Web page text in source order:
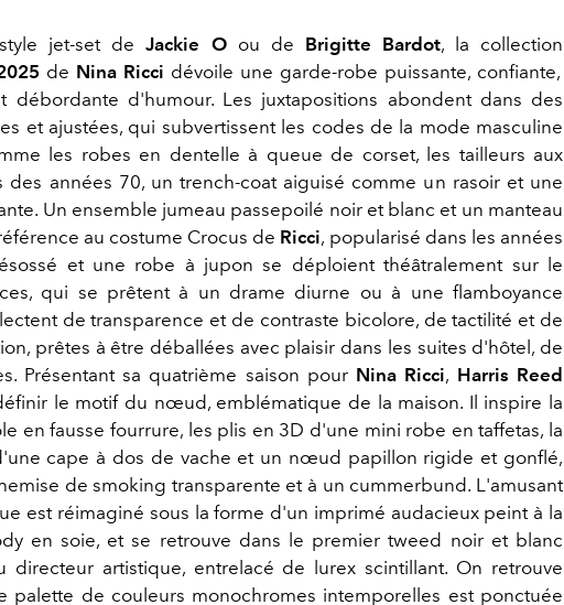
jet-set deJackie Oou de Brigitte Bardot, la collection
de Nina Ricci dévoile une garde-robe puissante, confiante,
débordante d'humour. Les juxtapositions abondent dans des
et ajustées, qui subvertissent les codes de la mode masculine
les robes en dentelle à queue de corset, les tailleurs aux
des années 70, un trench-coat aiguisé comme un rasoir et une
Un ensemble jumeau passepoilé noir et blanc et un manteau
au costume Crocus de Ricci, popularisé dans les années
et une robe à jupon se déploient théâtralement sur le
qui se prêtent à un drame diurne ou à une flamboyance
de transparence et de contraste bicolore, de tactilité et de
prêtes à être déballées avec plaisir dans les suites d'hôtel, de
Présentant sa quatrième saison pour Nina Ricci, Harris Reed
le motif du nœud, emblématique de la maison. Il inspire la
en fausse fourrure, les plis en 3D d'une mini robe en taffetas, la
cape à dos de vache et un nœud papillon rigide et gonflé,
de smoking transparente et à un cummerbund. L'amusant
est réimaginé sous la forme d'un imprimé audacieux peint à la
en soie, et se retrouve dans le premier tweed noir et blanc
directeur artistique, entrelacé de lurex scintillant. On retrouve
palette de couleurs monochromes intemporelles est ponctuée